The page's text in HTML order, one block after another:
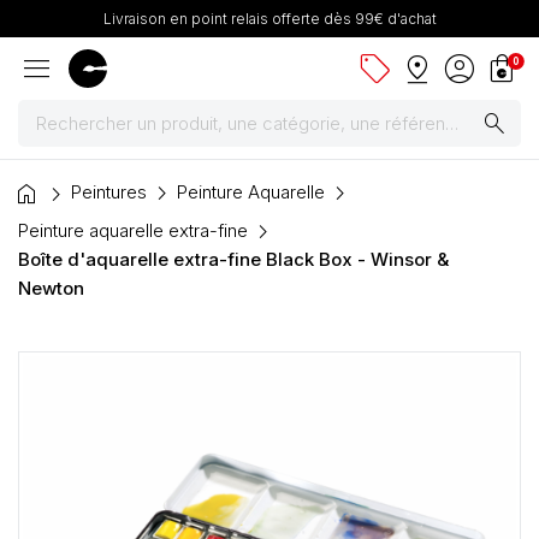
Livraison en point relais offerte dès 99€ d'achat
menu sell pin_drop account_circle shopping_bag
0
search
Peintures
Pinceaux & fournitures
Cartons mousse & plume
home Peintures
Peinture Aquarelle
Peinture aquarelle extra-fine
Boîte d'aquarelle extra-fine Black Box - Winsor &
Newton